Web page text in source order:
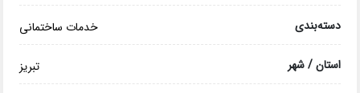
دسته‌بندی خدمات ساختمانی
استان / شهر تبریز